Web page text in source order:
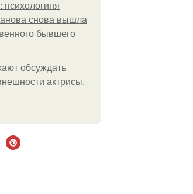
психологиня
снова вышла
бывшего
обсуждать
актрисы.